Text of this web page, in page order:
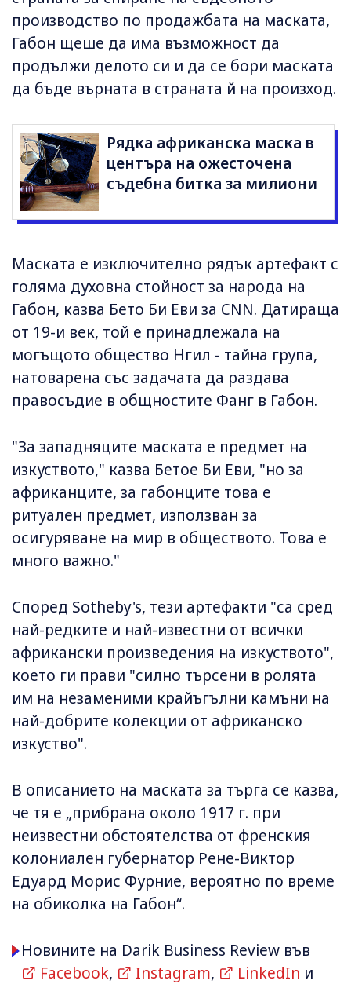
производство по продажбата на маската,
Габон щеше да има възможност да
продължи делото си и да се бори маската
да бъде върната в страната й на произход.
Рядка африканска маска в
центъра на ожесточена
съдебна битка за милиони
Маската е изключително рядък артефакт с
голяма духовна стойност за народа на
Габон, казва Бето Би Еви за CNN. Датираща
от 19-и век, той е принадлежала на
могъщото общество Нгил - тайна група,
натоварена със задачата да раздава
правосъдие в общностите Фанг в Габон.
"За западняците маската е предмет на
изкуството," казва Бетое Би Еви, "но за
африканците, за габонците това е
ритуален предмет, използван за
осигуряване на мир в обществото. Това е
много важно."
Според Sotheby's, тези артефакти "са сред
най-редките и най-известни от всички
африкански произведения на изкуството",
което ги прави "силно търсени в ролята
им на незаменими крайъгълни камъни на
най-добрите колекции от африканско
изкуство".
В описанието на маската за търга се казва,
че тя е „прибрана около 1917 г. при
неизвестни обстоятелства от френския
колониален губернатор Рене-Виктор
Едуард Морис Фурние, вероятно по време
на обиколка на Габон“.
Новините на Darik Business Review във
Facebook, Instagram, LinkedIn и